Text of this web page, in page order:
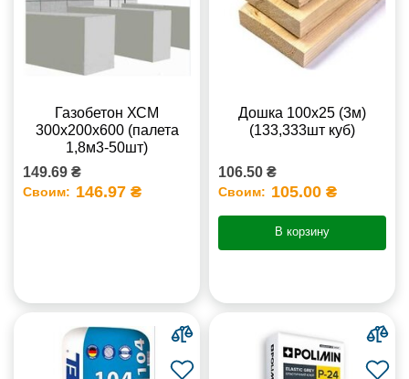
Газобетон ХСМ
300x200x600 (палета
1,8м3-50шт)
149.69 ₴
Своим: 146.97 ₴
Дошка 100х25 (3м)
(133,333шт куб)
106.50 ₴
Своим: 105.00 ₴
В корзину